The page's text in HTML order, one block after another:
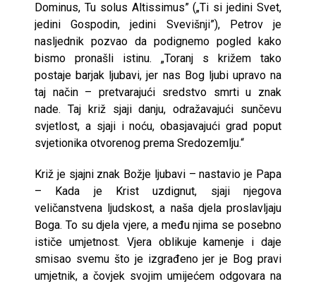
Dominus, Tu solus Altissimus” („Ti si jedini Svet,
jedini Gospodin, jedini Svevišnji”), Petrov je
nasljednik pozvao da podignemo pogled kako
bismo pronašli istinu. „Toranj s križem tako
postaje barjak ljubavi, jer nas Bog ljubi upravo na
taj način – pretvarajući sredstvo smrti u znak
nade. Taj križ sjaji danju, odražavajući sunčevu
svjetlost, a sjaji i noću, obasjavajući grad poput
svjetionika otvorenog prema Sredozemlju.“
Križ je sjajni znak Božje ljubavi – nastavio je Papa
– Kada je Krist uzdignut, sjaji njegova
veličanstvena ljudskost, a naša djela proslavljaju
Boga. To su djela vjere, a među njima se posebno
ističe umjetnost. Vjera oblikuje kamenje i daje
smisao svemu što je izgrađeno jer je Bog pravi
umjetnik, a čovjek svojim umijećem odgovara na